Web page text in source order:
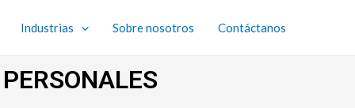
Industrias Sobre nosotros Contáctanos